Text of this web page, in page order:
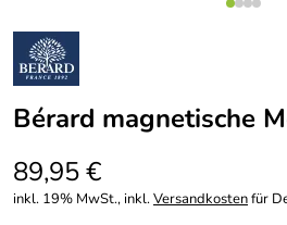
Bérard magnetische
89,95 €
inkl. 19% MwSt., inkl.Versandkostenfür